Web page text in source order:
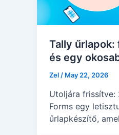
Tally
és egy
Zel/ May 22, 2026
Utoljára frissítve:
Forms egy
űrlapkészítő,